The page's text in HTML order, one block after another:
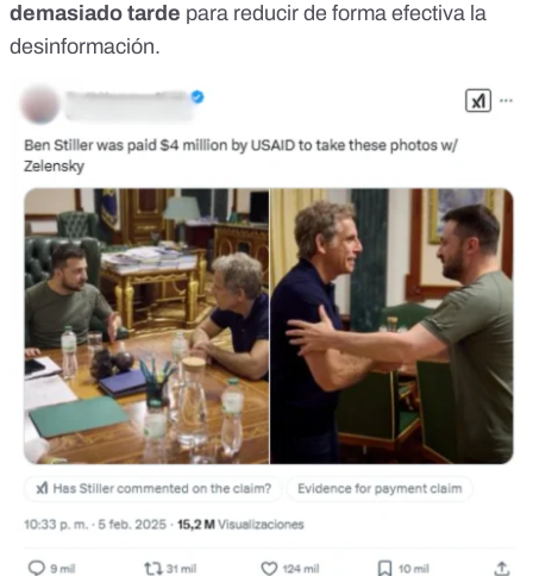
demasiado tarde para reducir de forma efectiva la
desinformación.